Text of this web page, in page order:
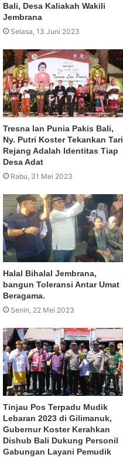
Bali, Desa Kaliakah Wakili
Jembrana
Selasa, 13 Juni 2023
Tresna lan Punia Pakis Bali,
Ny. Putri Koster Tekankan Tari
Rejang Adalah Identitas Tiap
Desa Adat
Rabu, 31 Mei 2023
Halal Bihalal Jembrana,
bangun Toleransi Antar Umat
Beragama.
Senin, 22 Mei 2023
Tinjau Pos Terpadu Mudik
Lebaran 2023 di Gilimanuk,
Gubernur Koster Kerahkan
Dishub Bali Dukung Personil
Gabungan Layani Pemudik